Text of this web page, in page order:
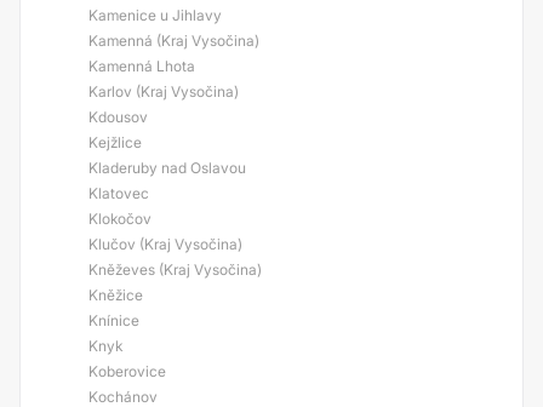
Kamenice u Jihlavy
Kamenná (Kraj Vysočina)
Kamenná Lhota
Karlov (Kraj Vysočina)
Kdousov
Kejžlice
Kladeruby nad Oslavou
Klatovec
Klokočov
Klučov (Kraj Vysočina)
Kněževes (Kraj Vysočina)
Kněžice
Knínice
Knyk
Koberovice
Kochánov